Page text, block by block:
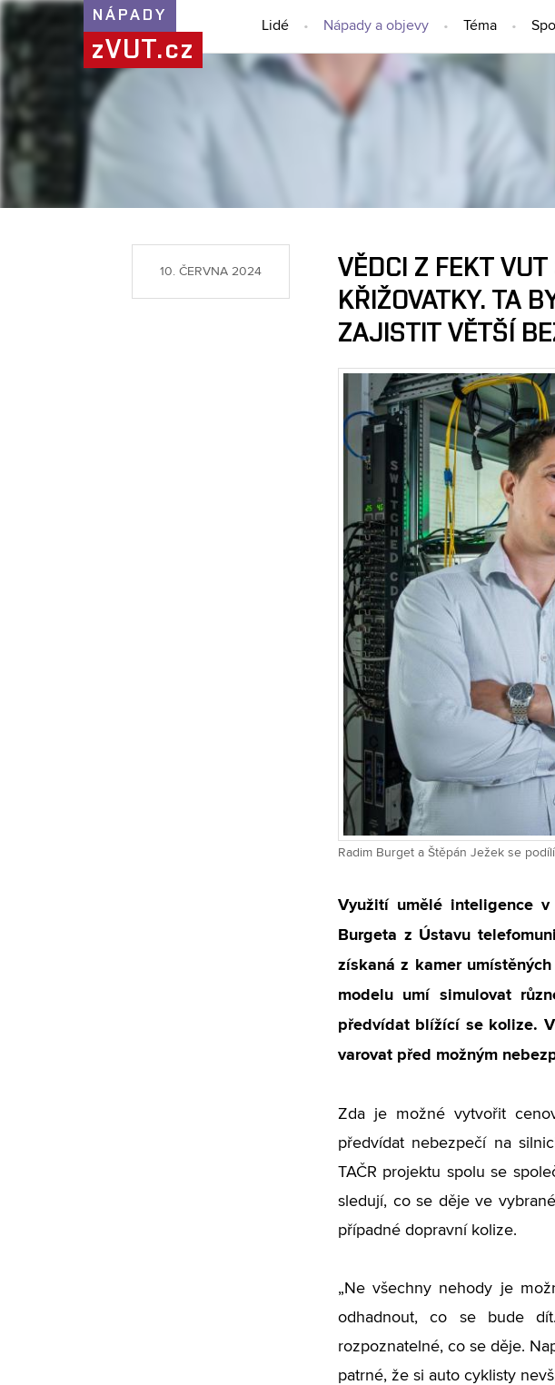
NÁPADY
zVUT.cz
Lidé Nápady a objevy Téma
10. ČERVNA 2024
VĚDCI Z FEKT
KŘIŽOVATKY. TA
ZAJISTIT VĚTŠÍ
Radim Burget a Štěpán Ježek se
Využití umělé inteligence
Burgeta z Ústavu
získaná z kamer
modelu umí simulovat
předvídat blížící se kolize.
varovat před možným
Zda je možné vytvořit
předvídat nebezpečí na
TAČR projektu spolu se
sledují, co se děje ve
případné dopravní kolize.
„Ne všechny nehody je
odhadnout, co se bude
rozpoznatelné, co se děje.
patrné, že si auto cyklisty